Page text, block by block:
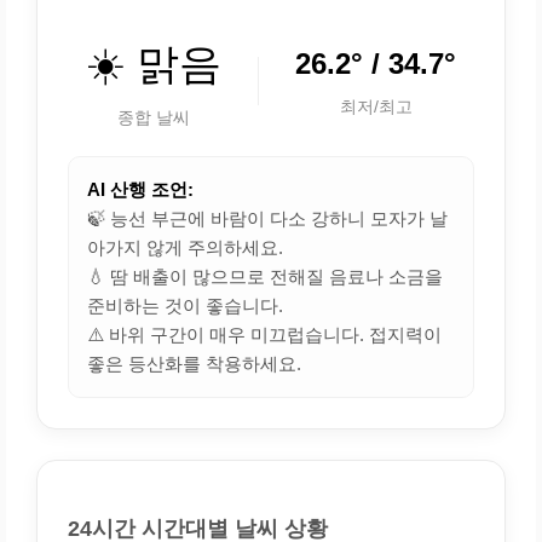
☀️ 맑음
종합 날씨
26.2° / 34.7°
최저/최고
AI 산행 조언:
🍃 능선 부근에 바람이 다소 강하니 모자가 날
아가지 않게 주의하세요.
💧 땀 배출이 많으므로 전해질 음료나 소금을
준비하는 것이 좋습니다.
⚠️ 바위 구간이 매우 미끄럽습니다. 접지력이
좋은 등산화를 착용하세요.
24시간 시간대별 날씨 상황